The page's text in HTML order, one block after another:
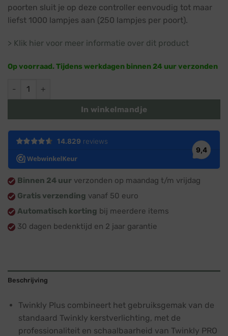
poorten sluit je op deze controller eenvoudig tot maar
liefst 1000 lampjes aan (250 lampjes per poort).
> Klik hier voor meer informatie over dit product
Op voorraad. Tijdens werkdagen binnen 24 uur verzonden
Twinkly Plus · Starterset · Controller · 4 poorten · Wifi /
In winkelmandje
Binnen 24 uur verzonden op maandag t/m vrijdag
Gratis verzending vanaf 50 euro
Automatisch korting bij meerdere items
30 dagen bedenktijd en 2 jaar garantie
Beschrijving
Twinkly Plus combineert het gebruiksgemak van de
standaard Twinkly kerstverlichting, met de
professionaliteit en schaalbaarheid van Twinkly PRO